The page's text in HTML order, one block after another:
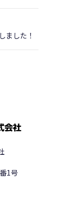
ました！
1号